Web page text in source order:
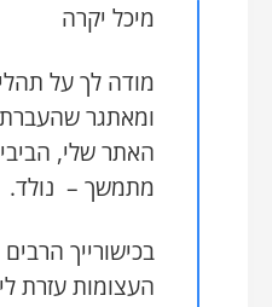
מיכל יקרה
מודה לך על
ומאתגר
האתר שלי,
מתמשך – נולד.
בכישורייך הרבים
העצומות עזרת